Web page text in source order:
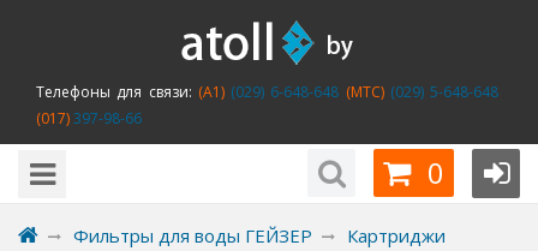
Телефоны для связи: (A1)(029) 6-648-648 (MTC)(029) 5-648-648
(017)397-98-66
0
Фильтры для воды ГЕЙЗЕР
Картриджи